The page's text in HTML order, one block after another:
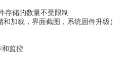
存储的数量不受限制
加载，界面截图，系统固件升级）
和监控